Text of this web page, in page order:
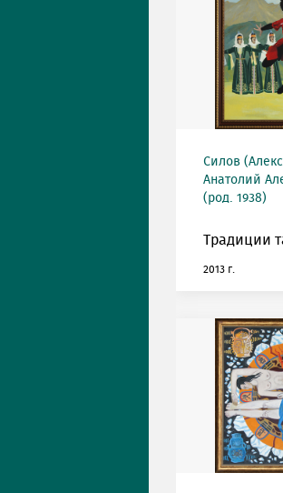
Силов
Анатолий
(род. 1938)
Традиции
2013 г.